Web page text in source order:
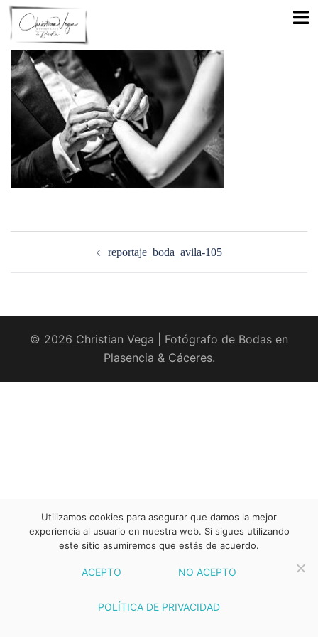
Saltar
contenido
reportaje_boda_avila-105
© 2026 Christian Vega | Fotógrafo de Bodas en
Plasencia & Cáceres.
Utilizamos cookies para asegurar que damos la mejor
experiencia al usuario en nuestra web. Si sigues utilizando
este sitio asumiremos que estás de acuerdo.
ACEPTO NO ACEPTO
POLÍTICA DE PRIVACIDAD